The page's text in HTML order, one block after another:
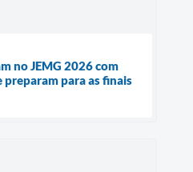
no JEMG 2026 com
preparam para as finais